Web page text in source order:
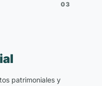
03
patrimoniales y